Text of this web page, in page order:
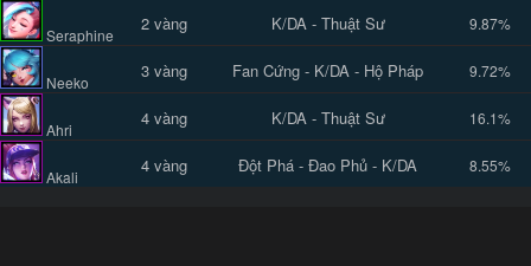
Seraphine
2 vàng K/DA - Thuật Sư 9.87%
Neeko
3 vàng Fan Cứng - K/DA - Hộ Pháp 9.72%
Ahri
4 vàng K/DA - Thuật Sư 16.1%
Akali
4 vàng Đột Phá - Đao Phủ - K/DA 8.55%